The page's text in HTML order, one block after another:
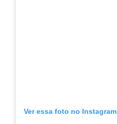
Ver essa foto no Instagram